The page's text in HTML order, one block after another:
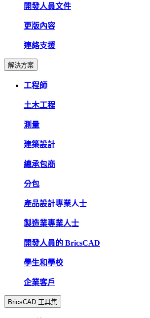
開發人員文件
更版內容
連絡支援
解決方案
工程師
土木工程
測量
建築設計
總承包商
分包
產品設計專業人士
製造業專業人士
開發人員的 BricsCAD
學生和學校
企業客戶
BricsCAD 工具集